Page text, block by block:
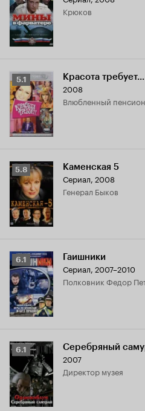
7.2
Крюков
Рейтинг
Кинопоиска
5.1
5.1 Красота требует...
2008
влюбленный
Рейтинг
Кинопоиска
5.8
5.8 Каменская 5
Сериал, 2008
генерал Быков
Рейтинг
Кинопоиска
6.1
6.1 Гаишники
Сериал, 2007–2010
полковник Федор
Рейтинг
Кинопоиска
6.1
6.1 Серебряный
2007
директор музея